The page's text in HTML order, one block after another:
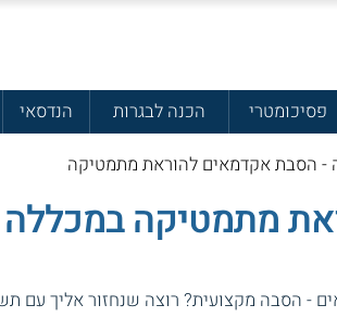
פסיכומטרי הכנה לבגרות הנדסאי
- הסבת אקדמאים להוראת מתמטיקה
מתמטיקה במכללה
- הסבה מקצועית? רוצה שנחזור אליך עם